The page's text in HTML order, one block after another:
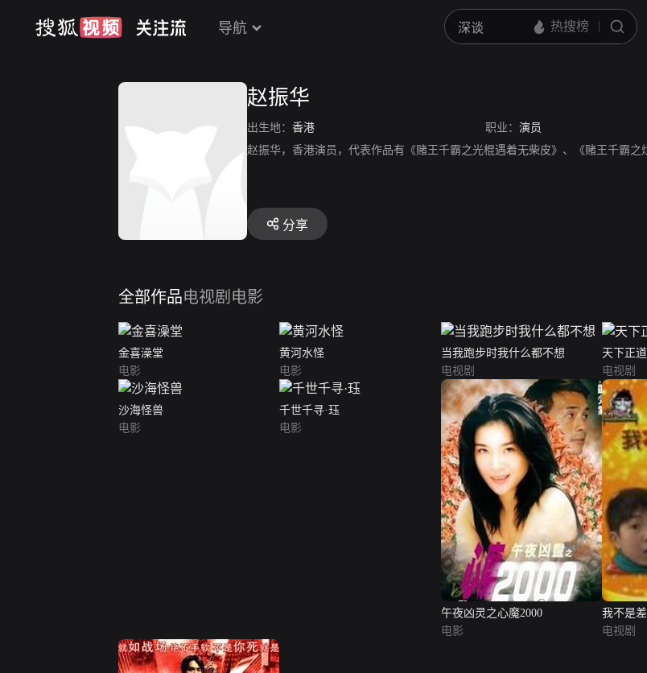
导航
赵振华
出生地： 香港 职业： 演员
赵振华，香港演员，代表作品有《赌王千霸之光棍遇着无柴皮》、《赌王千霸之
分享
全部作品电视剧 电影
金喜澡堂
电影
黄河水怪
电影
当我跑步时我什么都不想
电视剧
天下正道
电视剧
沙海怪兽
电影
千世千寻·珏
电影
午夜凶灵之心魔2000
电影
我不是
电视剧